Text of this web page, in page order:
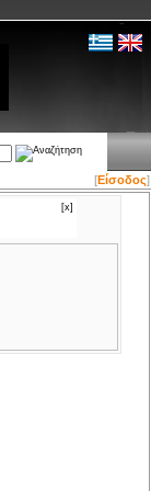
[Είσοδος]
[x]